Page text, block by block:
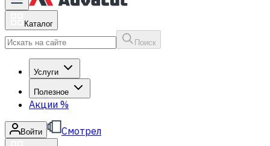
Каталог
Поиск
Услуги
Полезное
Акции %
Войти Смотрел